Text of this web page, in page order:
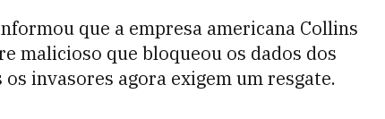
que a empresa americana Collins
malicioso que bloqueou os dados dos
invasores agora exigem um resgate.